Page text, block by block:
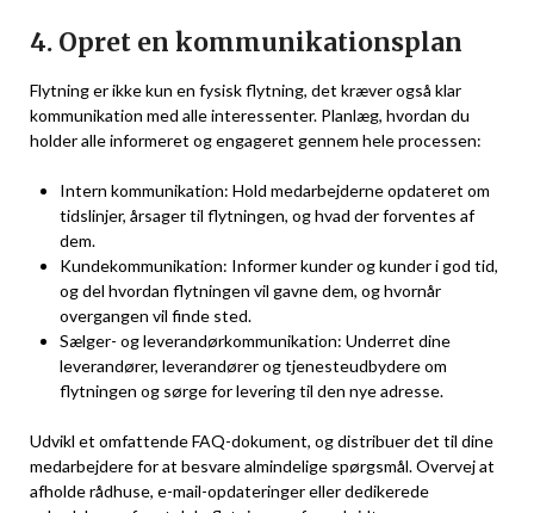
4. Opret en kommunikationsplan
Flytning er ikke kun en fysisk flytning, det kræver også klar
kommunikation med alle interessenter. Planlæg, hvordan du
holder alle informeret og engageret gennem hele processen:
Intern kommunikation: Hold medarbejderne opdateret om
tidslinjer, årsager til flytningen, og hvad der forventes af
dem.
Kundekommunikation: Informer kunder og kunder i god tid,
og del hvordan flytningen vil gavne dem, og hvornår
overgangen vil finde sted.
Sælger- og leverandørkommunikation: Underret dine
leverandører, leverandører og tjenesteudbydere om
flytningen og sørge for levering til den nye adresse.
Udvikl et omfattende FAQ-dokument, og distribuer det til dine
medarbejdere for at besvare almindelige spørgsmål. Overvej at
afholde rådhuse, e-mail-opdateringer eller dedikerede